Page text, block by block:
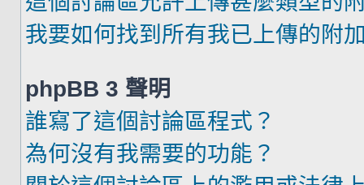
我要如何找到所有我已上傳的附
phpBB 3 聲明
誰寫了這個討論區程式？
為何沒有我需要的功能？